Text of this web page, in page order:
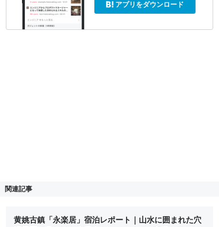
アプリをダウンロード
関連記事
黄姚古鎮「永楽居」宿泊レポート｜山水に囲まれた穴